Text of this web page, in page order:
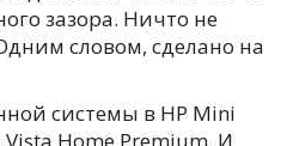
зазора. Ничто не
словом, сделано на
системы в HP Mini